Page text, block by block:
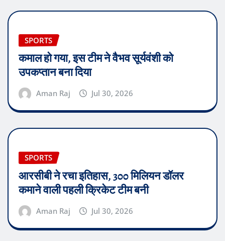
SPORTS
कमाल हो गया, इस टीम ने वैभव सूर्यवंशी को
उपकप्तान बना दिया
Aman Raj Jul 30, 2026
SPORTS
आरसीबी ने रचा इतिहास, 300 मिलियन डॉलर
कमाने वाली पहली क्रिकेट टीम बनी
Aman Raj Jul 30, 2026